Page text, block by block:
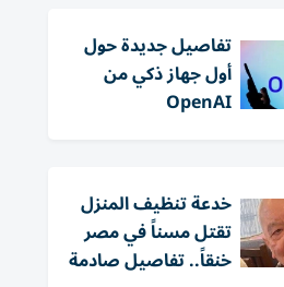
تفاصيل جديدة حول
أول جهاز ذكي من
OpenAI
خدعة تنظيف المنزل
تقتل مسناً في مصر
خنقاً.. تفاصيل صادمة